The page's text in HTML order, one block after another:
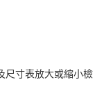
尺寸表放大或縮小檢